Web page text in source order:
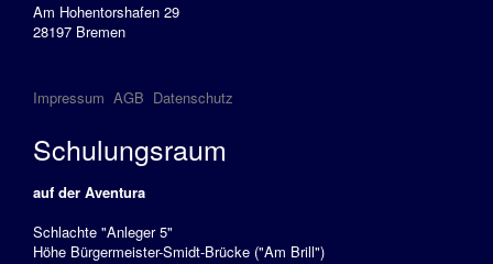
Informationen
Flotte
Solveig
Führerscheininfo
Am Hohentorshafen 29
28197 Bremen
Impressum AGB Datenschutz
Schulungsraum
auf der Aventura
Schlachte "Anleger 5"
Höhe Bürgermeister-Smidt-Brücke ("Am Brill")